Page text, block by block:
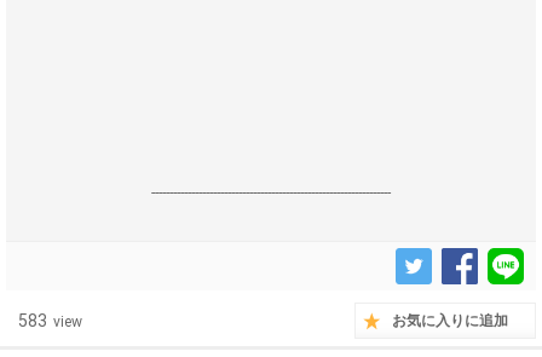
------------------------------------------------------------------
583 view お気に入りに追加